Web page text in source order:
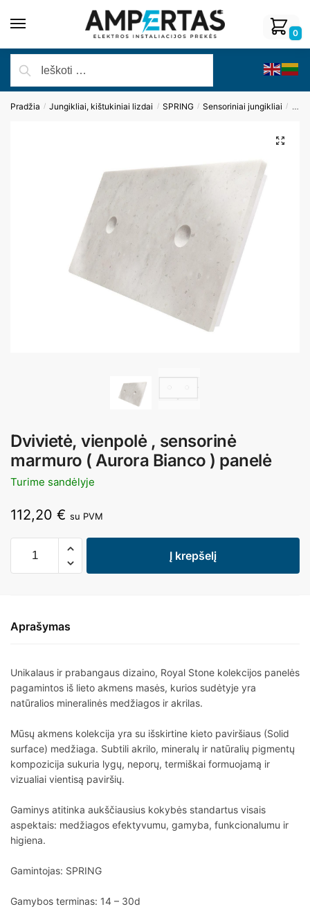
0
Pradžia / Jungikliai, kištukiniai lizdai / SPRING / Sensoriniai jungikliai /
Dvivietė, vienpolė , sensorinė
marmuro ( Aurora Bianco ) panelė
Turime sandėlyje
112,20 € su PVM
Į krepšelį
Aprašymas
Unikalaus ir prabangaus dizaino, Royal Stone kolekcijos panelės
pagamintos iš lieto akmens masės, kurios sudėtyje yra
natūralios mineralinės medžiagos ir akrilas.
Mūsų akmens kolekcija yra su išskirtine kieto paviršiaus (Solid
surface) medžiaga. Subtili akrilo, mineralų ir natūralių pigmentų
kompozicija sukuria lygų, neporų, termiškai formuojamą ir
vizualiai vientisą paviršių.
Gaminys atitinka aukščiausius kokybės standartus visais
aspektais: medžiagos efektyvumu, gamyba, funkcionalumu ir
higiena.
Gamintojas: SPRING
Gamybos terminas: 14 – 30d